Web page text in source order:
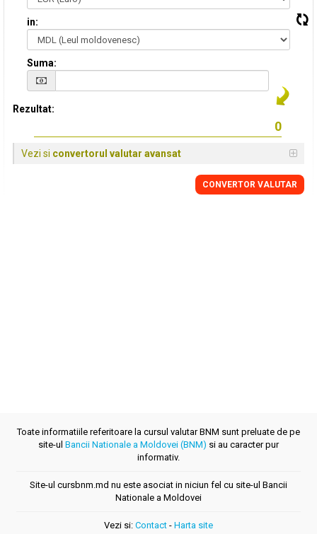
in:
Suma:
Rezultat:
Vezi si convertorul valutar avansat
CONVERTOR VALUTAR
Toate informatiile referitoare la cursul valutar BNM sunt preluate de pe
site-ul Bancii Nationale a Moldovei (BNM) si au caracter pur
informativ.
Site-ul cursbnm.md nu este asociat in niciun fel cu site-ul Bancii
Nationale a Moldovei
Vezi si: Contact - Harta site